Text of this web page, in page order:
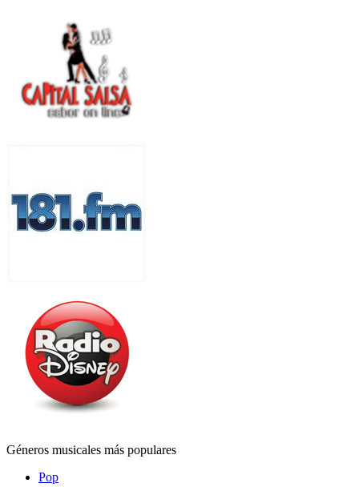
Géneros musicales más populares
Pop